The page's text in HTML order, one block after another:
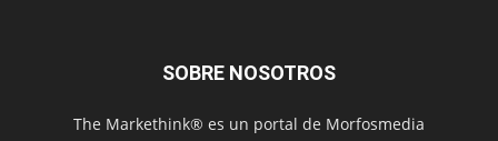
SOBRE NOSOTROS
The Markethink® es un portal de Morfosmedia